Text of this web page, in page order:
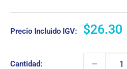
Precio Incluido IGV:
Precio
venta
$26.30
Cantidad: